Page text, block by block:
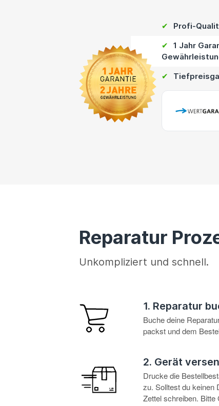
✔ Profi-
✔
1 Jahr
✔
Reparatur
Unkompliziert und schnell.
1. Reparatur
Buche deine
packst und dem
2. Gerät
Drucke die
zu. Solltest du keinen
Zettel schreiben.